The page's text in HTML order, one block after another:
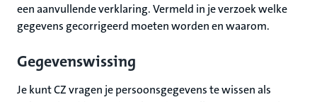
een aanvullende verklaring. Vermeld in je verzoek welke
gegevens gecorrigeerd moeten worden en waarom.
Gegevenswissing
Je kunt CZ vragen je persoonsgegevens te wissen als